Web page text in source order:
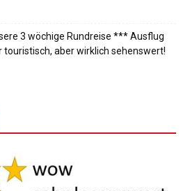
3 wöchige Rundreise *** Ausflug
aber wirklich sehenswert!